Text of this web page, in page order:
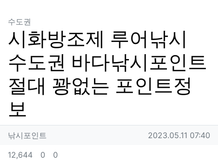
수도권
시화방조제 루어낚시
수도권 바다낚시포인트
절대 꽝없는 포인트정
보
작성자 정보
낚시포인트 작성일
2023.05.11 07:40
컨텐츠 정보
12,644조회
0 추천
0